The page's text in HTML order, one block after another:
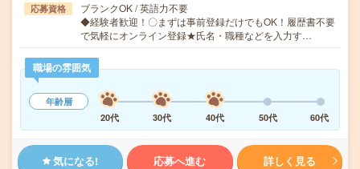
応募資格
ブランクOK / 英語力不要
◆経験者歓迎！〇まずは事前登録だけでもOK！履歴書不要
で気軽にオンライン登録★氏名・職種などを入力す…
職場の雰囲気
年齢層
20代
30代 40代 50代 60代
気になる! 応募へ進む 詳しく見る